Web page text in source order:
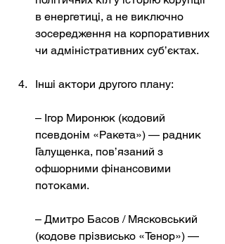
в енергетиці, а не виключно
зосередження на корпоративних
чи адміністративних суб’єктах.
Інші актори другого плану:
– Ігор Миронюк (кодовий
псевдонім «Ракета») — радник
Галущенка, пов’язаний з
офшорними фінансовими
потоками.
– Дмитро Басов / Мясковський
(кодове прізвисько «Тенор») —